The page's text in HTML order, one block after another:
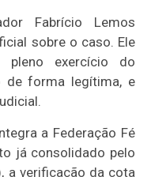
Fabrício Lemos
sobre o caso. Ele
pleno exercício do
de forma legítima, e
a Federação Fé
já consolidado pelo
a verificação da cota